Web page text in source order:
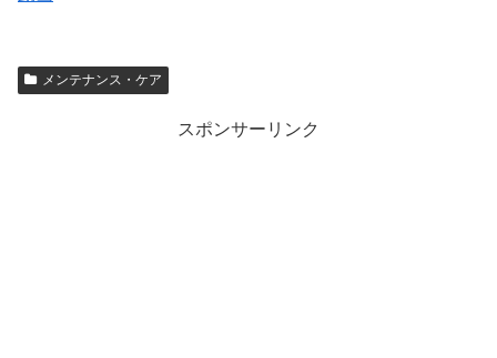
メンテナンス・ケア
スポンサーリンク